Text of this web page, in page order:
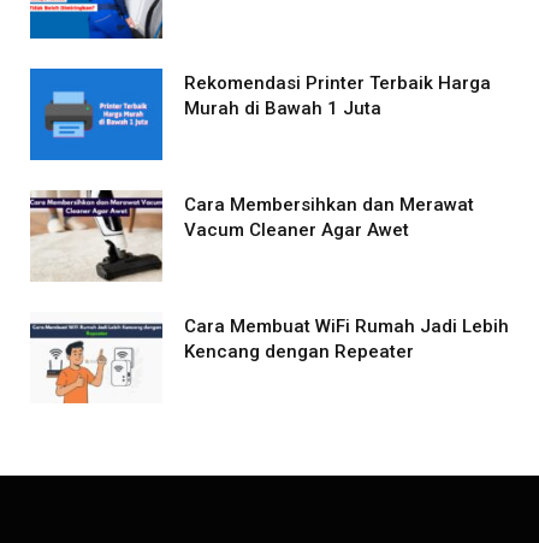
Rekomendasi Printer Terbaik Harga
Murah di Bawah 1 Juta
Cara Membersihkan dan Merawat
Vacum Cleaner Agar Awet
Cara Membuat WiFi Rumah Jadi Lebih
Kencang dengan Repeater